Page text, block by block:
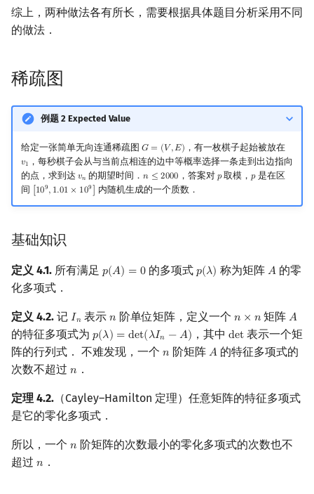
综上，两种做法各有所长，需要根据具体题目分析采用不同
的做法．
稀疏图
例题 2 Expected Value
给定一张简单无向连通稀疏图 𝐺 = (𝑉 ,𝐸)
G= (V E ) ，有一枚棋子起始被放在
𝑣1
v1 ，每秒棋子会从与当前点相连的边中等概率选择一条走到出边指向
的点，求到达 𝑣𝑛
vn 的期望时间．𝑛 ≤ 2000
n ≤2000 ，答案对𝑝
p取模，𝑝
p是在区
间 [109, 1.01 × 109]
109,1.01× 10 9] 内随机生成的一个质数．
基础知识
定义 4.1. 所有满足 𝑝(𝐴) = 0
p(A)= 0 的多项式 𝑝(𝜆)
p(λ) 称为矩阵 𝐴
A 的零
化多项式．
定义 4.2. 记 𝐼𝑛
In 表示𝑛
n 阶单位矩阵，定义一个 𝑛 × 𝑛
n×n 矩阵 𝐴
A
的特征多项式为 𝑝(𝜆) = det(𝜆𝐼𝑛 −𝐴)
p(λ)=det(λIn−A ) ，其中 det
det表示一个矩
阵的行列式． 不难发现，一个 𝑛
n 阶矩阵 𝐴
A 的特征多项式的
次数不超过 𝑛
n ．
定理 4.2. （Cayley–Hamilton 定理）任意矩阵的特征多项式
是它的零化多项式．
所以，一个 𝑛
n 阶矩阵的次数最小的零化多项式的次数也不
超过 𝑛
n ．